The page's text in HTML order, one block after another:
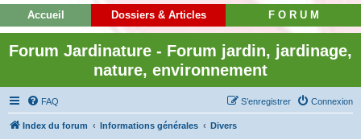
Accueil Dossiers & Articles F O R U M
Forum Jardinature - Forum jardin, jardinage,
nature, environnement
FAQ Connexion
S’enregistrer
Index du forum Informations générales Divers